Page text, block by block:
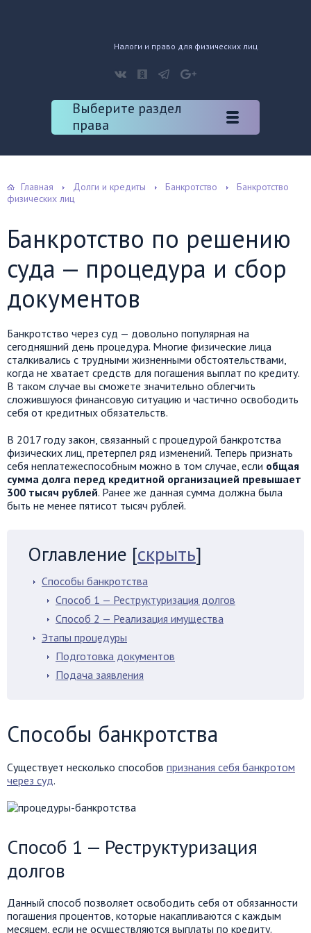
Налоги и право для физических лиц
Выберите раздел
права
Главная Долги и кредиты Банкротство
Банкротство
физических лиц
Банкротство по решению
суда — процедура и сбор
документов
Банкротство через суд — довольно популярная на
сегодняшний день процедура. Многие физические лица
сталкивались с трудными жизненными обстоятельствами,
когда не хватает средств для погашения выплат по кредиту.
В таком случае вы сможете значительно облегчить
сложившуюся финансовую ситуацию и частично освободить
себя от кредитных обязательств.
В 2017 году закон, связанный с процедурой банкротства
физических лиц, претерпел ряд изменений. Теперь признать
себя неплатежеспособным можно в том случае, если общая
сумма долга перед кредитной организацией превышает
300 тысяч рублей. Ранее же данная сумма должна была
быть не менее пятисот тысяч рублей.
Оглавление [скрыть]
Способы банкротства
Способ 1 — Реструктуризация долгов
Способ 2 — Реализация имущества
Этапы процедуры
Подготовка документов
Подача заявления
Способы банкротства
Существует несколько способов признания себя банкротом
через суд.
Способ 1 — Реструктуризация
долгов
Данный способ позволяет освободить себя от обязанности
погашения процентов, которые накапливаются с каждым
месяцем, если не осуществляются выплаты по кредиту.